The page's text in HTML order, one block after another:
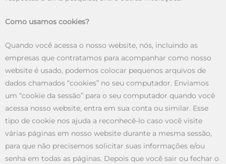
Como usamos cookies?
Quando você acessa o nosso website, nós, incluindo as
empresas que contratamos para acompanhar como nosso
website é usado, podemos colocar pequenos arquivos de
dados chamados “cookies” no seu computador. Enviamos
um “cookie da sessão” para o seu computador quando você
acessa nosso website, entra em sua conta ou similar. Esse
tipo de cookie nos ajuda a reconhecê-lo caso você visite
várias páginas em nosso website durante a mesma sessão,
para que não precisemos solicitar suas informações e/ou
senha em todas as páginas. Depois que você sair ou fechar o